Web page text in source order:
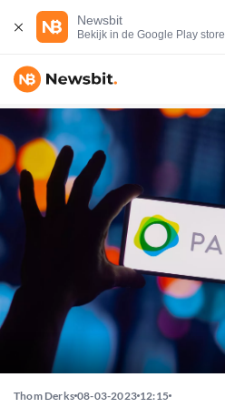
Newsbit
Bekijk in de Google Play store
Thom Derks 08-03-2023 12:15